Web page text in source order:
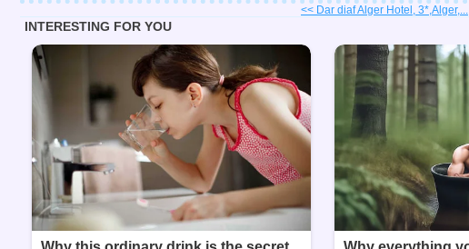
<< Dar diaf Alger Hotel, 3*,Alger,...